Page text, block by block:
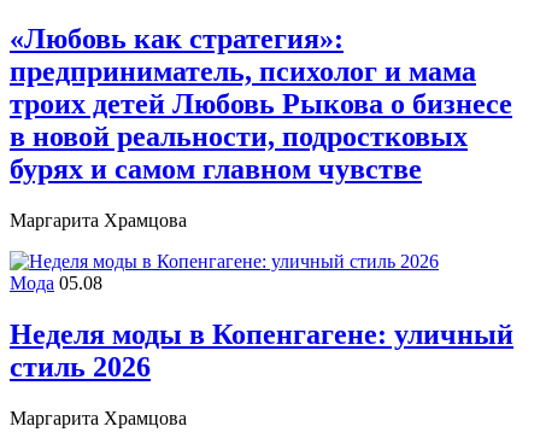
«Любовь как стратегия»:
предприниматель, психолог и мама
троих детей Любовь Рыкова о бизнесе
в новой реальности, подростковых
бурях и самом главном чувстве
Маргарита Храмцова
Мода 05.08
Неделя моды в Копенгагене: уличный
стиль 2026
Маргарита Храмцова